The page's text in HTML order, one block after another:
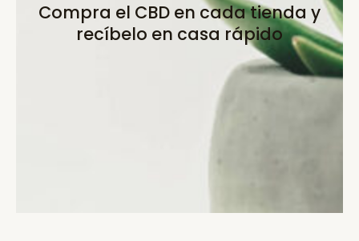
Compra el CBD en cada tienda y
recíbelo en casa rápido